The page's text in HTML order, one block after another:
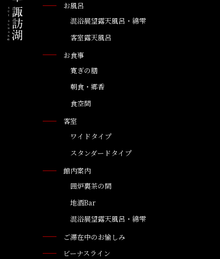
お風呂
混浴展望露天風呂・綿雫
客室露天風呂
お食事
寛ぎの膳
朝食・郷香
食空間
客室
ワイドタイプ
スタンダードタイプ
館内案内
囲炉裏茶の間
地酒Bar
混浴展望露天風呂・綿雫
ご滞在中のお愉しみ
ビーナスライン